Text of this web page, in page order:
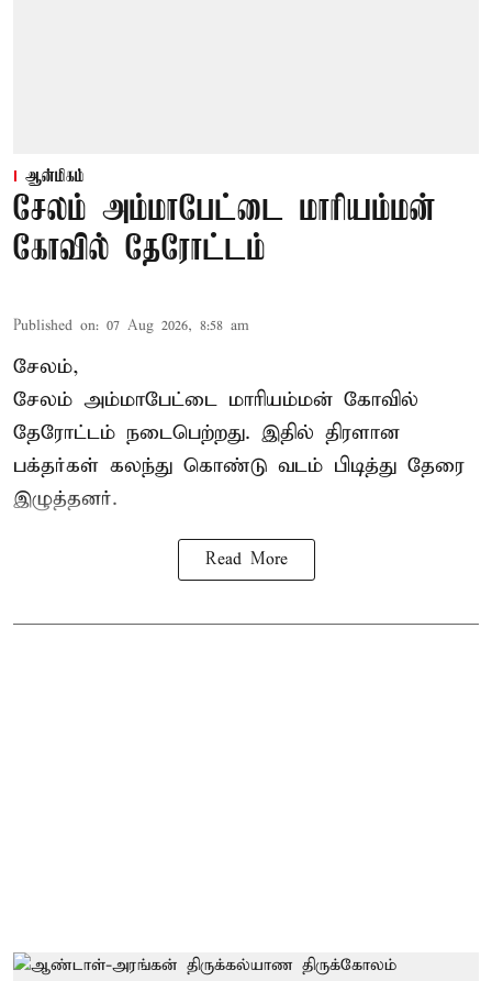
ஆன்மிகம்
சேலம் அம்மாபேட்டை மாரியம்மன்
கோவில் தேரோட்டம்
Published on: 07 Aug 2026, 8:58 am
சேலம்,
சேலம் அம்மாபேட்டை மாரியம்மன் கோவில்
தேரோட்டம் நடைபெற்றது. இதில் திரளான
பக்தர்கள் கலந்து கொண்டு வடம் பிடித்து தேரை
இழுத்தனர்.
Read More